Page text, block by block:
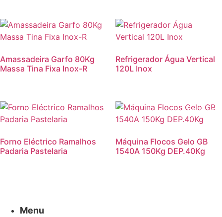
Amassadeira Garfo 80Kg
Massa Tina Fixa Inox-R
Refrigerador Água Vertical
120L Inox
Forno Eléctrico Ramalhos
Padaria Pastelaria
Máquina Flocos Gelo GB
1540A 150Kg DEP.40Kg
Menu